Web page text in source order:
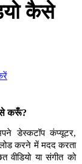
कैसे
करूँ?
डेस्कटॉप कंप्यूटर,
करने में मदद करता
वीडियो या संगीत को